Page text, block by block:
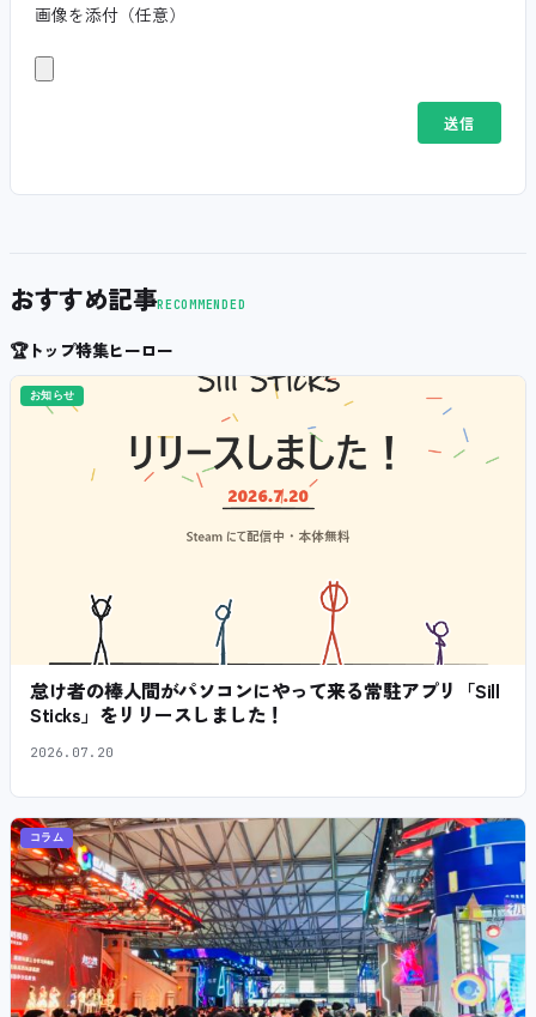
画像を添付（任意）
おすすめ記事RECOMMENDED
🏆トップ特集ヒーロー
お知らせ
怠け者の棒人間がパソコンにやって来る常駐アプリ「Sill
Sticks」をリリースしました！
2026.07.20
コラム